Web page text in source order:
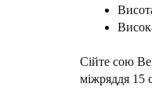
Сійте сою
міжряддя 15